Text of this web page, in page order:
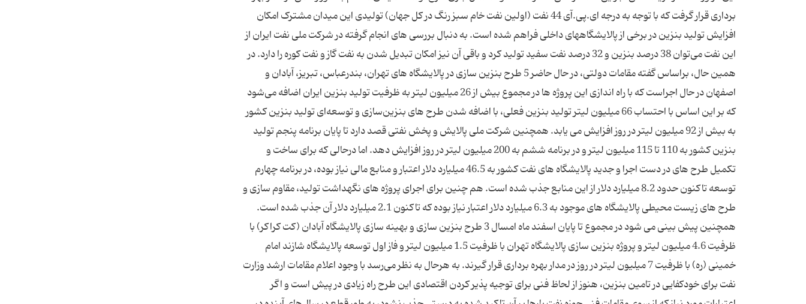
برداری قرار گرفت که با توجه به درجه ای.پی.آی 44 نفت (اولین نفت خام سبز رنگ در کل جهان) تولیدی این میدان مشترک امکان
افزایش تولید بنزین در برخی از پالایشگاههای داخلی فراهم شده است. به دنبال بررسی ‌های انجام گرفته در شرکت ملی نفت ایران از
این نفت می‌توان 38 درصد بنزین و 32 درصد نفت سفید تولید کرد و باقی آن نیز امکان تبدیل شدن به نفت گاز و نفت کوره را دارد. در
همین حال، براساس گفته مقامات دولتی، در حال حاضر 5 طرح بنزین سازی در پالایشگاه‌ های تهران، بندرعباس، تبریز، آبادان و
اصفهان در حال اجراست که با راه اندازی این پروژه ها در مجموع بیش از 26 میلیون لیتر به ظرفیت تولید بنزین ایران اضافه می‌شود
که بر این اساس با احتساب 66 میلیون لیتر تولید بنزین فعلی، با اضافه شدن طرح ‌های بنزین‌سازی و توسعه‌ای تولید بنزین کشور
به بیش از 92 میلیون لیتر در روز افزایش می یابد. همچنین شرکت ملی پالایش و پخش نفتی قصد دارد تا پایان برنامه پنجم تولید
بنزین کشور به 110 تا 115 میلیون لیتر و در برنامه ششم به 200 میلیون لیتر در روز افزایش دهد. اما درحالی که برای ساخت و
تکمیل طرح‌ های در دست اجرا و جدید پالایشگاه ‌های نفت کشور به 46.5 میلیارد دلار اعتبار و منابع مالی نیاز بوده، در برنامه چهارم
توسعه تاکنون حدود 8.2 میلیارد دلار از این منابع جذب شده است. هم چنین برای اجرای پروژه های نگهداشت تولید، مقاوم سازی و
طرح ‌های زیست محیطی پالایشگاه ‌های موجود به 6.3 میلیارد دلار اعتبار نیاز بوده که تاکنون 2.1 میلیارد دلار آن جذب شده است.
همچنین پیش بینی می شود در مجموع تا پایان اسفند ماه امسال 3 طرح بنزین سازی و بهینه سازی پالایشگاه آبادان (کت کراکر) با
ظرفیت 4.6 میلیون لیتر و پروژه بنزین سازی پالایشگاه تهران با ظرفیت 1.5 میلیون لیتر و فاز اول توسعه پالایشگاه شازند امام
خمینی (ره) با ظرفیت 7 میلیون لیتر در روز در مدار بهره برداری قرار گیرند. به هرحال به نظر می‌رسد با وجود اعلام مقامات ارشد وزارت
نفت برای خودکفایی در تامین بنزین، هنوز از لحاظ فنی برای توجیه ‌پذیر کردن اقتصادی این طرح راه زیادی در پیش است و اگر